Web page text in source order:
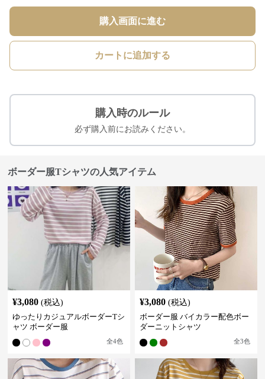
購入画面に進む
カートに追加する
購入時のルール
必ず購入前にお読みください。
ボーダー服Tシャツの人気アイテム
¥3,080 (税込)
ゆったりカジュアルボーダーTシ
ャツ ボーダー服
全4色
¥3,080 (税込)
ボーダー服 バイカラー配色ボー
ダーニットシャツ
全3色